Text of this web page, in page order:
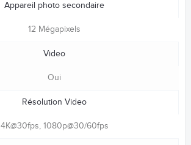
Appareil photo secondaire
12 Mégapixels
Video
Oui
Résolution Video
4K@30fps, 1080p@30/60fps